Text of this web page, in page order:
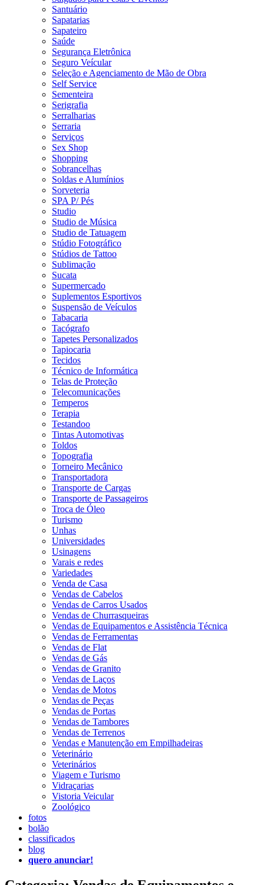
Santuário
Sapatarias
Sapateiro
Saúde
Segurança Eletrônica
Seguro Veícular
Seleção e Agenciamento de Mão de Obra
Self Service
Sementeira
Serigrafia
Serralharias
Serraria
Serviços
Sex Shop
Shopping
Sobrancelhas
Soldas e Alumínios
Sorveteria
SPA P/ Pés
Studio
Studio de Música
Studio de Tatuagem
Stúdio Fotográfico
Stúdios de Tattoo
Sublimação
Sucata
Supermercado
Suplementos Esportivos
Suspensão de Veículos
Tabacaria
Tacógrafo
Tapetes Personalizados
Tapiocaria
Tecidos
Técnico de Informática
Telas de Proteção
Telecomunicações
Temperos
Terapia
Testandoo
Tintas Automotivas
Toldos
Topografia
Torneiro Mecânico
Transportadora
Transporte de Cargas
Transporte de Passageiros
Troca de Óleo
Turismo
Unhas
Universidades
Usinagens
Varais e redes
Variedades
Venda de Casa
Vendas de Cabelos
Vendas de Carros Usados
Vendas de Churrasqueiras
Vendas de Equipamentos e Assistência Técnica
Vendas de Ferramentas
Vendas de Flat
Vendas de Gás
Vendas de Granito
Vendas de Laços
Vendas de Motos
Vendas de Peças
Vendas de Portas
Vendas de Tambores
Vendas de Terrenos
Vendas e Manutenção em Empilhadeiras
Veterinário
Veterinários
Viagem e Turismo
Vidraçarias
Vistoria Veicular
Zoológico
fotos
bolão
classificados
blog
quero anunciar!